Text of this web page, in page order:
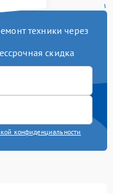
техники через
скидка
конфиденциальности